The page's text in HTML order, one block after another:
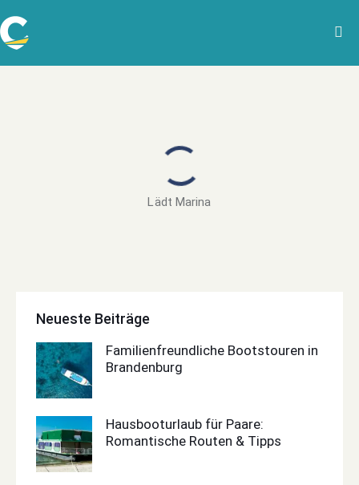
Lädt Marina
Neueste Beiträge
Familienfreundliche Bootstouren in
Brandenburg
Hausbooturlaub für Paare:
Romantische Routen & Tipps